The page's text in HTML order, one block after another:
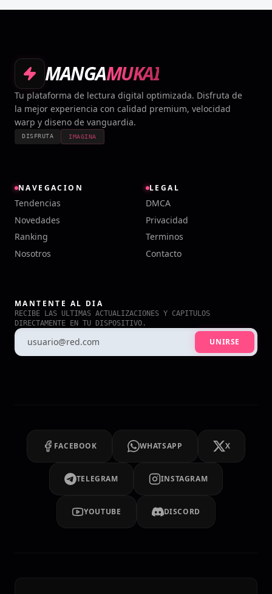
MANGAMUKAI
Tu plataforma de lectura digital optimizada. Disfruta de
la mejor experiencia con calidad premium, velocidad
warp y diseno de vanguardia.
DISFRUTA IMAGINA
NAVEGACION
Tendencias
Novedades
Ranking
Nosotros
LEGAL
DMCA
Privacidad
Terminos
Contacto
MANTENTE AL DIA
RECIBE LAS ULTIMAS ACTUALIZACIONES Y CAPITULOS
DIRECTAMENTE EN TU DISPOSITIVO.
UNIRSE
FACEBOOK WHATSAPP X
TELEGRAM INSTAGRAM
YOUTUBE DISCORD